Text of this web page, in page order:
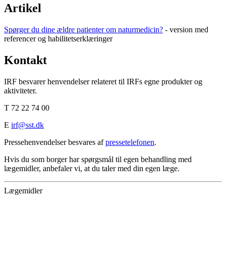
Artikel
Spørger du dine ældre patienter om naturmedicin? - version med
referencer og habilitetserklæringer
Kontakt
IRF besvarer henvendelser relateret til IRFs egne produkter og
aktiviteter.
T 72 22 74 00
E irf@sst.dk
Pressehenvendelser besvares afpressetelefonen.
Hvis du som borger har spørgsmål til egen behandling med
lægemidler, anbefaler vi, at du taler med din egen læge.
Lægemidler